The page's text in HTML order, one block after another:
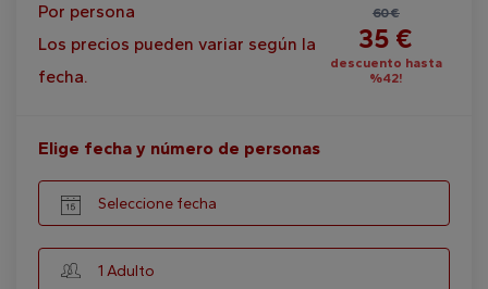
Por persona
Los precios pueden variar según la
fecha.
60 €
35 €
descuento hasta
%42!
Elige fecha y número de personas
Seleccione fecha
1 Adulto